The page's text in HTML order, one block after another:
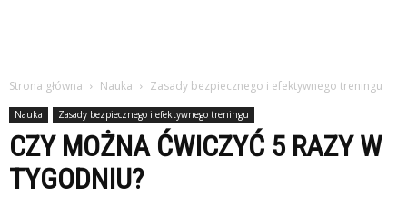
Strona główna Nauka Zasady bezpiecznego i efektywnego treningu
Nauka Zasady bezpiecznego i efektywnego treningu
CZY MOŻNA ĆWICZYĆ 5 RAZY W
TYGODNIU?